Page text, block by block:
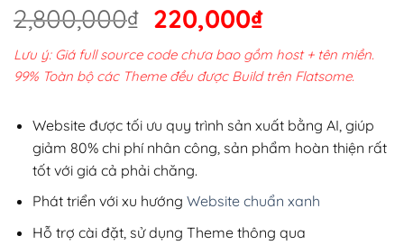
2,800,000₫ Giá
gốc
là:
2,800,000₫.
220,000₫Giá
hiện
tại
220,000₫.
Lưu ý: Giá full source code chưa bao gồm host + tên miền.
99% Toàn bộ các Theme đều được Build trên Flatsome.
Website được tối ưu quy trình sản xuất bằng AI, giúp
giảm 80% chi phí nhân công, sản phẩm hoàn thiện rất
tốt với giá cả phải chăng.
Phát triển với xu hướng Website chuẩn xanh
Hỗ trợ cài đặt, sử dụng Theme thông qua